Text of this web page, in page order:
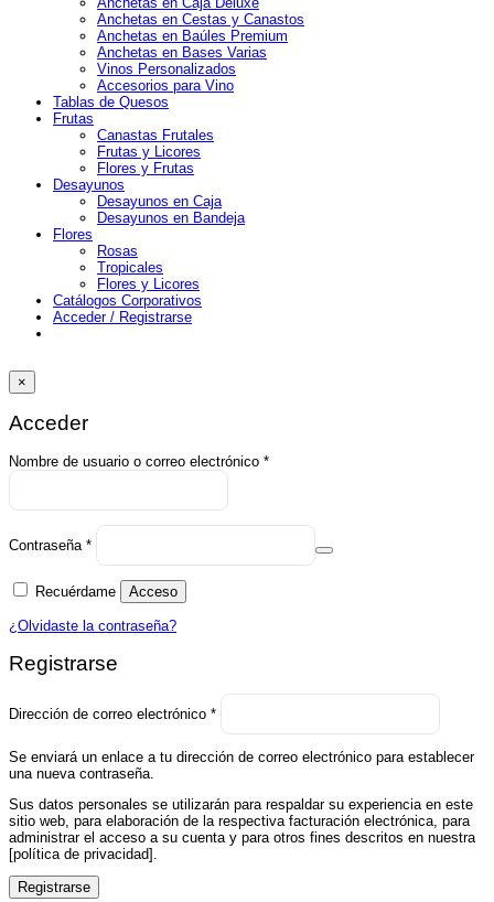
Anchetas en Cestas y Canastos
Anchetas en Baúles Premium
Anchetas en Bases Varias
Vinos Personalizados
Accesorios para Vino
Tablas de Quesos
Frutas
Canastas Frutales
Frutas y Licores
Flores y Frutas
Desayunos
Desayunos en Caja
Desayunos en Bandeja
Flores
Rosas
Tropicales
Flores y Licores
Catálogos Corporativos
Acceder / Registrarse
×
Acceder
Nombre de usuario o correo electrónico *Obligatorio
Contraseña *
Obligatorio
Recuérdame Acceso
¿Olvidaste la contraseña?
Registrarse
Dirección de correo electrónico *
Obligatorio
Se enviará un enlace a tu dirección de correo electrónico para establecer
una nueva contraseña.
Sus datos personales se utilizarán para respaldar su experiencia en este
sitio web, para elaboración de la respectiva facturación electrónica, para
administrar el acceso a su cuenta y para otros fines descritos en nuestra
[política de privacidad].
Registrarse